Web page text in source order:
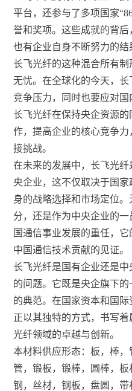
平台，还参与了多项国家
誉和奖项。这些成就的背后
也有企业自身不断努力的结
长飞光纤的这种混合所有
无忧。在全球化的今天，
竞争压力，同时也要应对
长飞光纤在保持央企资源
作，提高企业的核心竞争
接挑战。
在未来的发展中，长飞光
央企业，这不仅取决于国
身的战略选择和市场定位
分，还是作为中央企业的
国通信事业发展的重任，
中国通信技术贡献的见证。
长飞光纤是国有企业还是
的问题。它既是央企旗下
的典范。在国家资本和国
正以其独特的方式，书写
光纤领域的卓越与创新。
本材料供应形态：板，棒
管，锻板，锻棒，圆棒，
钢，丝材，钢板，盘圆，